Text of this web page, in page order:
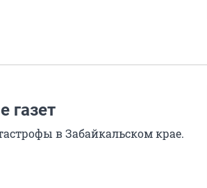
газет
в Забайкальском крае.